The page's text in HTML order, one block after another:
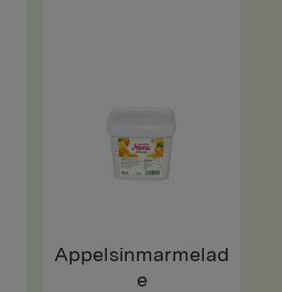
Appelsinmarmelad
e